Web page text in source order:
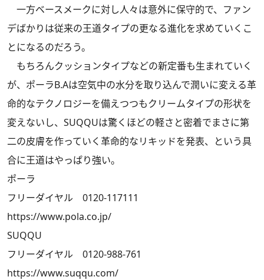
一方ベースメークに対し人々は意外に保守的で、ファン
デばかりは従来の王道タイプの更なる進化を求めていくこ
とになるのだろう。
もちろんクッションタイプなどの新定番も生まれていく
が、ポーラB.Aは空気中の水分を取り込んで潤いに変える革
命的なテクノロジーを備えつつもクリームタイプの形状を
変えないし、SUQQUは驚くほどの軽さと密着でまさに第
二の皮膚を作っていく革命的なリキッドを発表、という具
合に王道はやっぱり強い。
ポーラ
フリーダイヤル 0120-117111
https://www.pola.co.jp/
SUQQU
フリーダイヤル 0120-988-761
https://www.suqqu.com/